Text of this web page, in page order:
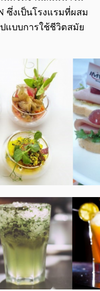
ซึ่งเป็นโรงแรมที่ผสม
แบบการใช้ชีวิตสมัย